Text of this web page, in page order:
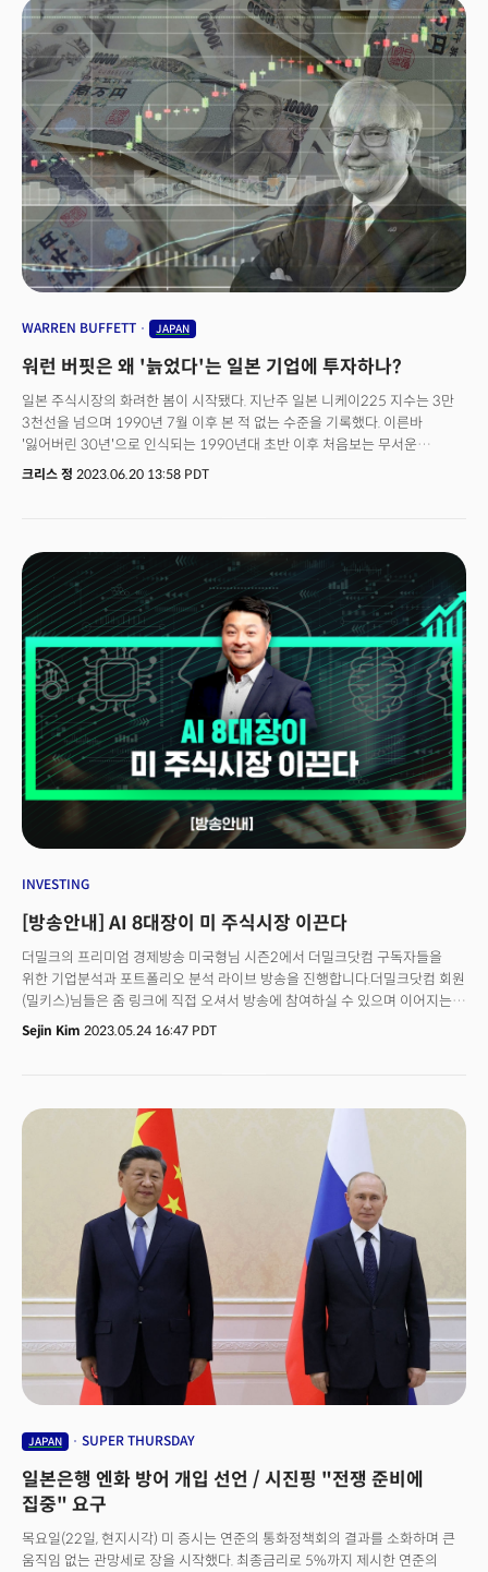
소비자물가지수(CPI)가 9%에서 3%까지 내린 상태에서의 자금 유입세라는
점에서 인플레이션의 고착화 가능성을 본 시장의 매우 흥미로운 자금
흐름이라는 평. 3. 기술: 6주 연속 자금이 유입됐으나 지난주는 1억 달러로
가장 작은 자금으로 모멘텀이 크게 약화되고 있음. 4. 원자재: 중국의
경기회복에 대한 베팅이 확대되며 2주간 19억 달러의 자금이 유입. 이는
25주만에 가장 큰 자금 유입세로 경기회복에 대한 기대가 원자재로 확산되고
있음을 시사.5. 스몰캡: 지난 6주 만에 가장 큰 자금 유입세를 기록하며 실물
경기회복에 대한 기대 반영.6. 일본: 일본중앙은행(BOJ)의 통화정책 스탠스
변화 가능성이 나타난 가운데 일본으로의 자금이 8주 만에 처음으로 유출.
WARREN BUFFETT JAPAN
워런 버핏은 왜 '늙었다'는 일본 기업에 투자하나?
일본 주식시장의 화려한 봄이 시작됐다. 지난주 일본 니케이225 지수는 3만
3천선을 넘으며 1990년 7월 이후 본 적 없는 수준을 기록했다. 이른바
'잃어버린 30년'으로 인식되는 1990년대 초반 이후 처음보는 무서운
상승세다. 니케이 지수는 올해에만 거의 30%가 상승해 미국의 벤치마크
운영 방식에 중대한 변화가 나타나고 있다는 평가다. 다른 선진국과 비교해
상당히 보수적인 것으로 평가되는 일본 사회는 그만큼 경직되어 있어
유연성이 부족하다는 평을 받는 것도 사실이다. 하지만 최근 기업들과
주주들이 변화에 나서면서 일본 경제에 활력을 불어넣고 있다는 기대가
커지고 있다. 실제 최근 캐논 주주들은 이사회 구성의 다양성을 요구하는 등
주주들이 적극적으로 경영에 나서기 시작했다. 일본 내수용의 고급 시계를
판매하는 시티즌 워치는 자사 주식의 최대 4분의 1을 매입하기로 밝히는 등
적극적인 주주환원정책을 발표했다. 도쿄증권거래소 역시 최근 기업들에게
주가를 의식할 것을 요구하는등 일본 자본 시장의 변화에 대한 요구는 거세다.
크리스 정 2023.06.20 13:58 PDT
INVESTING
[방송안내] AI 8대장이 미 주식시장 이끈다
더밀크의 프리미엄 경제방송 미국형님 시즌2에서 더밀크닷컴 구독자들을
위한 기업분석과 포트폴리오 분석 라이브 방송을 진행합니다.더밀크닷컴 회원
(밀키스)님들은 줌 링크에 직접 오셔서 방송에 참여하실 수 있으며 이어지는
2부 방송을 통해 Q&A 시간을 가질 예정입니다. 방송은 24일 오후 6시(미
서부시각), 25일 오전 10시(한국시각) 시작합니다.오늘 방송에서는 인공지능
33년만에 최고치를 기록하고 있는 점도 살펴볼 예정입니다.아울러 최근
상승세를 이어가고 있는 신규 주택건설사 풀티그룹(Pulte Group, 티커명:
PHM)이 앞으로도 성장세를 지속할지, 미국 주택시장 흐름과 함께 분석합니다.
공개방송을 마친 후 2부 시간에는 더밀크닷컴 회원(밀키스) 분들만을 위한
특별 질문답변(Q&A) 세션이 이어집니다. 특히 미국형님이 꼽은 생성AI 수혜
8대 기업을 선별, 알려드립니다. 해당 세션에서는 최근 경제 상황에 대한
미국형님의 자세한 의견을 밀키스 여러분들과 나눌 예정입니다.많은 참여
바랍니다. 감사합니다.
Sejin Kim 2023.05.24 16:47 PDT
JAPAN SUPER THURSDAY
일본은행 엔화 방어 개입 선언 / 시진핑 "전쟁 준비에
집중" 요구
목요일(22일, 현지시각) 미 증시는 연준의 통화정책회의 결과를 소화하며 큰
움직임 없는 관망세로 장을 시작했다. 최종금리로 5%까지 제시한 연준의